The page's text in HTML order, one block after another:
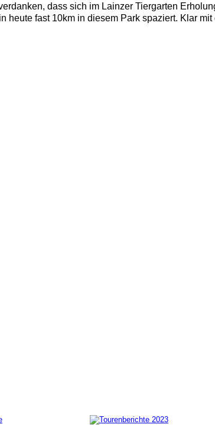
dass sich im Lainzer Tiergarten
heute fast 10km in diesem Park spaziert. Klar